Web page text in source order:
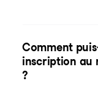
Comment
inscription au
?